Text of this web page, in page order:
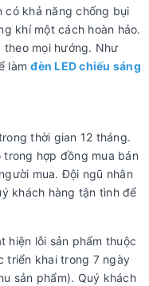
khả năng chống bụi
khí một cách hoàn hảo.
mọi hướng. Như
làmđèn LED chiếu sáng
thời gian 12 tháng.
hợp đồng mua bán
mua. Đội ngũ nhân
khách hàng tận tình để
hiện lỗi sản phẩm thuộc
triển khai trong 7 ngày
sản phẩm). Quý khách